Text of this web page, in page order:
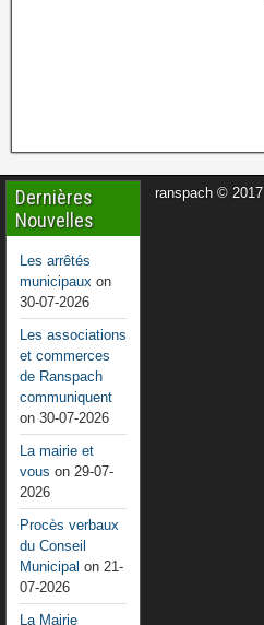
Dernières
Nouvelles
Les arrêtés
municipaux on
30-07-2026
Les associations
et commerces
de Ranspach
communiquent
on 30-07-2026
La mairie et
vous on 29-07-
2026
Procès verbaux
du Conseil
Municipal on 21-
07-2026
La Mairie
ranspach © 2017